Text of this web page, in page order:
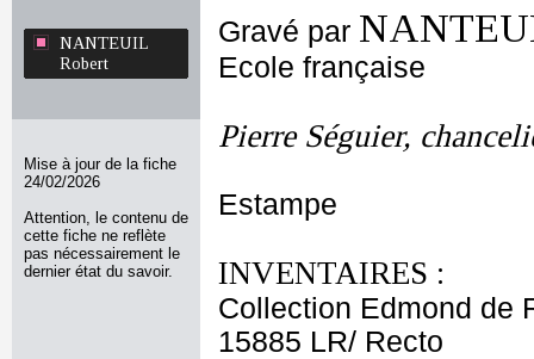
NANTEUIL
Robert
Mise à jour de la fiche
24/02/2026
Attention, le contenu de
cette fiche ne reflète
pas nécessairement le
dernier état du savoir.
Gravé par
Ecole française
Pierre Séguier,
Estampe
INVENTAIRES :
Collection Edmond de
15885 LR/ Recto